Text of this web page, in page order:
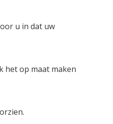
u in dat uw
het op maat maken